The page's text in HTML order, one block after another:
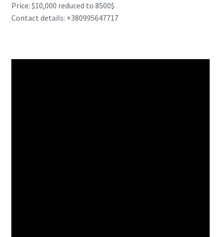
Price: $10,000 reduced to 8500$
Contact details: +380995647717